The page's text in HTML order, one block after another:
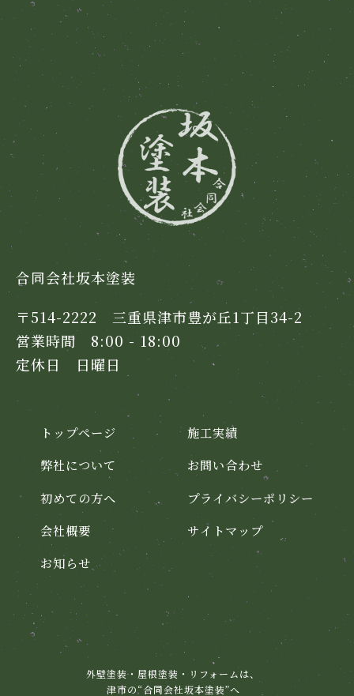
合同会社坂本塗装
〒514-2222 三重県津市豊が丘1丁目34-2
営業時間 8:00 - 18:00
定休日 日曜日
トップページ
弊社について
初めての方へ
会社概要
お知らせ
施工実績
お問い合わせ
プライバシーポリシー
サイトマップ
外壁塗装・屋根塗装・リフォームは、
津市の“合同会社坂本塗装”へ